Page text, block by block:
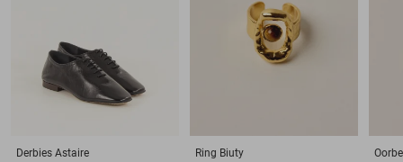
Derbies Astaire
Ring Biuty